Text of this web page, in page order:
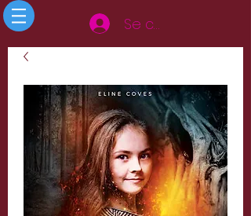
Se connecter